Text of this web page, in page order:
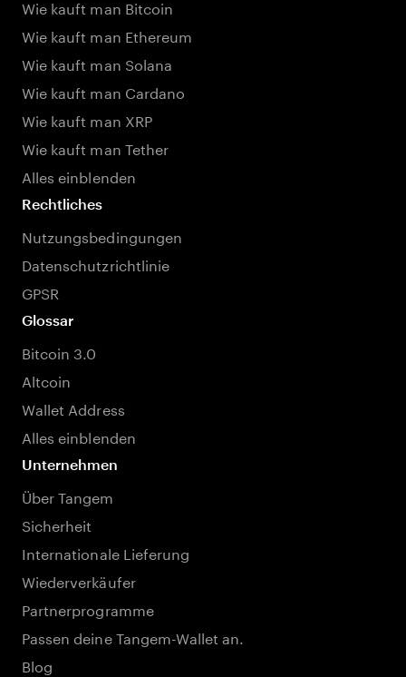
Wie kauft man Bitcoin
Wie kauft man Ethereum
Wie kauft man Solana
Wie kauft man Cardano
Wie kauft man XRP
Wie kauft man Tether
Alles einblenden
Rechtliches
Nutzungsbedingungen
Datenschutzrichtlinie
GPSR
Glossar
Bitcoin 3.0
Altcoin
Wallet Address
Alles einblenden
Unternehmen
Über Tangem
Sicherheit
Internationale Lieferung
Wiederverkäufer
Partnerprogramme
Passen deine Tangem-Wallet an.
Blog